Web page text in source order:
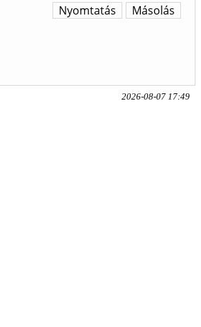
Másolás
Nyomtatás
2026-08-07 17:49